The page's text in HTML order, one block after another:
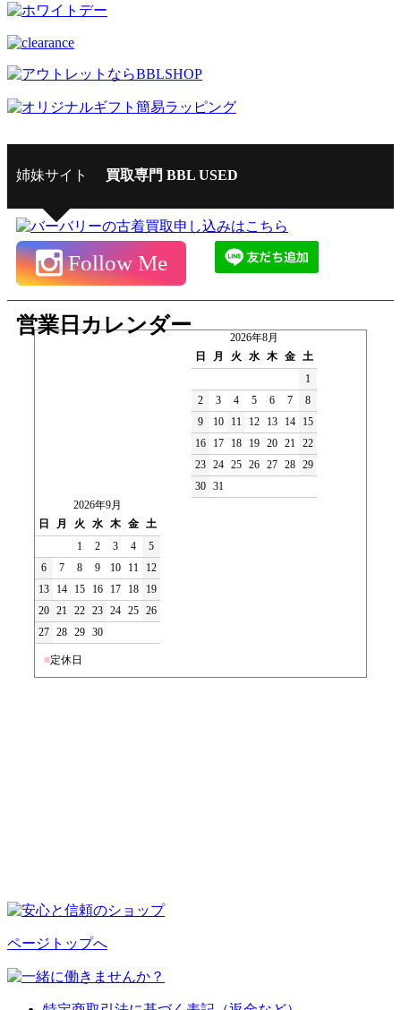
姉妹サイト 買取専門 BBL USED
Follow Me
営業日カレンダー
2026年8月
日
月 火 水 木 金 土
1
2
3 4 5 6 7
8
9
10 11 12 13 14
15
16
17 18 19 20 21 22
23 24 25 26 27 28 29
30 31
2026年9月
日
月 火 水 木 金 土
1
2 3 4
5
6
7 8 9 10 11
12
13
14 15 16 17 18
19
20 21 22 23 24 25 26
27 28 29 30
■定休日
ページトップへ